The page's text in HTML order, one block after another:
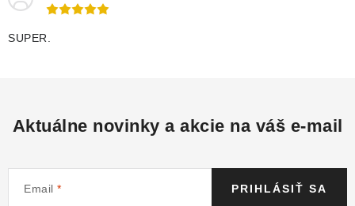
SUPER.
Aktuálne novinky a akcie na váš e-mail
Email PRIHLÁSIŤ SA